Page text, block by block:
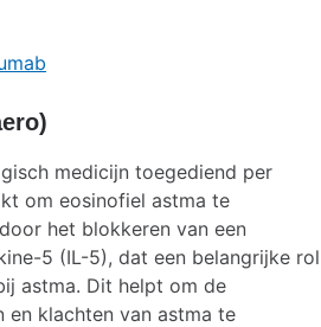
medicijn toegediend per
om eosinofiel astma te
het blokkeren van een
5 (IL-5), dat een belangrijke rol
astma. Dit helpt om de
en klachten van astma te